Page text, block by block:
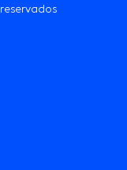
reservados